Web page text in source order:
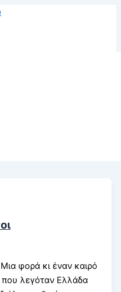
φορά κι έναν καιρό
που λεγόταν Ελλάδα